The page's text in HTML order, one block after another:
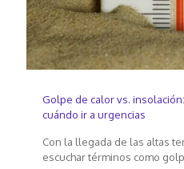
Golpe de calor vs.
cuándo ir a urgencias
Con la llegada de las altas
escuchar términos como